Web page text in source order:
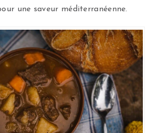
une saveur méditerranéenne.